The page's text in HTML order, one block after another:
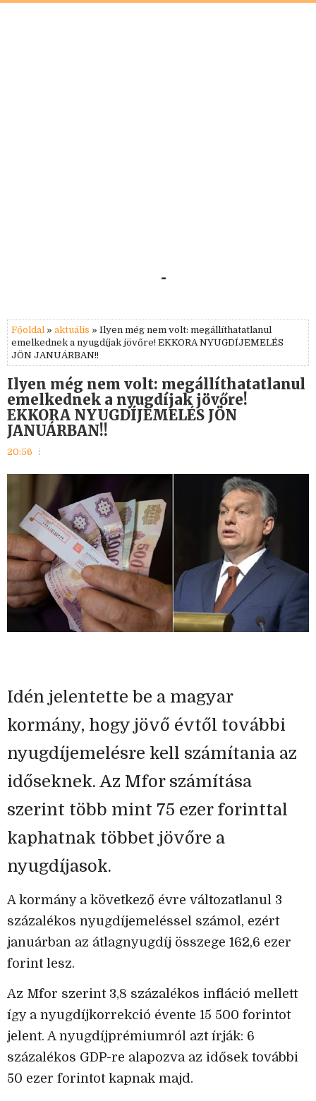
-
Főoldal » aktuális » Ilyen még nem volt: megállíthatatlanul
emelkednek a nyugdíjak jövőre! EKKORA NYUGDÍJEMELÉS
JÖN JANUÁRBAN!!
Ilyen még nem volt: megállíthatatlanul
emelkednek a nyugdíjak jövőre!
EKKORA NYUGDÍJEMELÉS JÖN
JANUÁRBAN!!
20:56
Idén jelentette be a magyar
kormány, hogy jövő évtől további
nyugdíjemelésre kell számítania az
időseknek. Az Mfor számítása
szerint több mint 75 ezer forinttal
kaphatnak többet jövőre a
nyugdíjasok.
A kormány a következő évre változatlanul 3
százalékos nyugdíjemeléssel számol, ezért
januárban az átlagnyugdíj összege 162,6 ezer
forint lesz.
Az Mfor szerint 3,8 százalékos infláció mellett
így a nyugdíjkorrekció évente 15 500 forintot
jelent. A nyugdíjprémiumról azt írják: 6
százalékos GDP-re alapozva az idősek további
50 ezer forintot kapnak majd.